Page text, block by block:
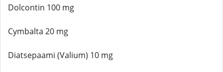
Dolcontin 100 mg
Cymbalta 20 mg
Diatsepaami (Valium) 10 mg